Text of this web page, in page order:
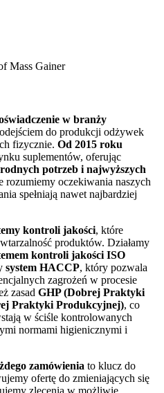
w branży
do produkcji odżywek
fizycznie. Od 2015 roku
suplementów, oferując
potrzeb i najwyższych
rozumiemy oczekiwania naszych
spełniają nawet najbardziej
kontroli jakości, które
produktów. Działamy
kontroli jakości ISO
system HACCP, który pozwala
zagrożeń w procesie
zasad GHP (Dobrej Praktyki
Praktyki Produkcyjnej), co
w ściśle kontrolowanych
normami higienicznymi i
zamówienia to klucz do
ofertę do zmieniających się
zlecenia w możliwie